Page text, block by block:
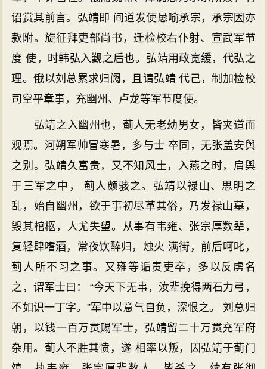
诏赏其前言。弘靖即 间道发使恳喻承宗，承宗因亦
款附。旋征拜吏部尚书，迁检校右仆射、宣武军节
度 使，时韩弘入觐之后也。弘靖用政宽缓，代弘之
理。俄以刘总累求归阙，且请弘靖 代己，制加检校
司空平章事，充幽州、卢龙等军节度使。
弘靖之入幽州也，蓟人无老幼男女，皆夹道而
观焉。河朔军帅冒寒暑，多与士 卒同，无张盖安舆
之别。弘靖久富贵，又不知风土，入燕之时，肩舆
于三军之中， 蓟人颇骇之。弘靖以禄山、思明之
乱，始自幽州，欲于事初尽革其俗，乃发禄山墓，
毁其棺柩，人尤失望。从事有韦雍、张宗厚数辈，
复轻肆嗜酒，常夜饮醉归，烛火 满街，前后呵叱，
蓟人所不习之事。又雍等诟责吏卒，多以反虏名
之，谓军士曰： “今天下无事，汝辈挽得两石力弓，
不如识一丁字。”军中以意气自负，深恨之。 刘总归
朝，以钱一百万贯赐军士，弘靖留二十万贯充军府
杂用。蓟人不胜其愤，遂 相率以叛，囚弘靖于蓟门